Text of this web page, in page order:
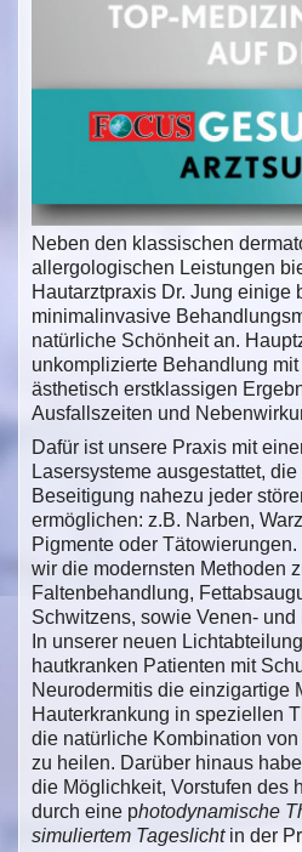
Neben den klassischen
allergologischen Leistungen
Hautarztpraxis Dr. Jung einige
minimalinvasive
natürliche Schönheit an.
unkomplizierte Behandlung
ästhetisch erstklassigen
Ausfallszeiten und
Dafür ist unsere Praxis mit
Lasersysteme ausgestattet,
Beseitigung nahezu jeder
ermöglichen: z.B. Narben,
Pigmente oder
wir die modernsten Methoden
Faltenbehandlung,
Schwitzens, sowie Venen-
In unserer neuen
hautkranken Patienten mit
Neurodermitis die einzigartige
Hauterkrankung in speziellen
die natürliche Kombination
zu heilen. Darüber hinaus
die Möglichkeit, Vorstufen des
durch eine photodynamische
simuliertem Tageslicht in der